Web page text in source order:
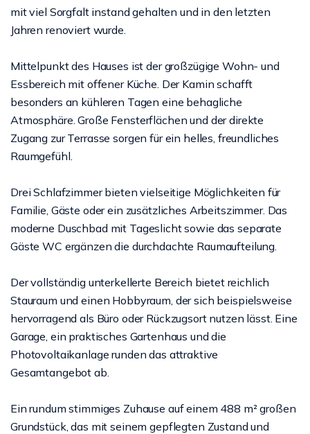
mit viel Sorgfalt instand gehalten und in den letzten
Jahren renoviert wurde.
Mittelpunkt des Hauses ist der großzügige Wohn- und
Essbereich mit offener Küche. Der Kamin schafft
besonders an kühleren Tagen eine behagliche
Atmosphäre. Große Fensterflächen und der direkte
Zugang zur Terrasse sorgen für ein helles, freundliches
Raumgefühl.
Drei Schlafzimmer bieten vielseitige Möglichkeiten für
Familie, Gäste oder ein zusätzliches Arbeitszimmer. Das
moderne Duschbad mit Tageslicht sowie das separate
Gäste WC ergänzen die durchdachte Raumaufteilung.
Der vollständig unterkellerte Bereich bietet reichlich
Stauraum und einen Hobbyraum, der sich beispielsweise
hervorragend als Büro oder Rückzugsort nutzen lässt. Eine
Garage, ein praktisches Gartenhaus und die
Photovoltaikanlage runden das attraktive
Gesamtangebot ab.
Ein rundum stimmiges Zuhause auf einem 488 m² großen
Grundstück, das mit seinem gepflegten Zustand und